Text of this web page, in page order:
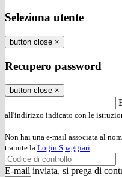
Seleziona utente
button close ×
Recupero password
button close ×
all'indirizzo indicato con le
Non hai una e-mail associata al
tramite la Login Spaggiari
E-mail inviata, si prega di